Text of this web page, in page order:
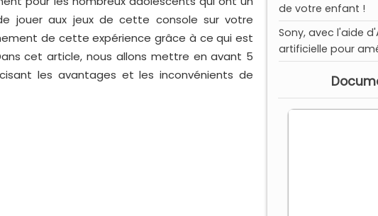
de votre enfant !
Sony, avec l'aide
artificielle pour
jouer aux jeux de cette console sur votre
de cette expérience grâce à ce qui est
cet article, nous allons mettre en avant 5
les avantages et les inconvénients de